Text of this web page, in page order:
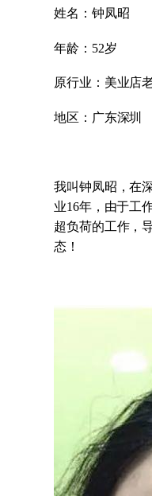
姓名：钟凤昭
年龄：52岁
原行业：美业店
地区：广东深圳
我叫钟凤昭，在
业16年，由于工
超负荷的工作，
态！